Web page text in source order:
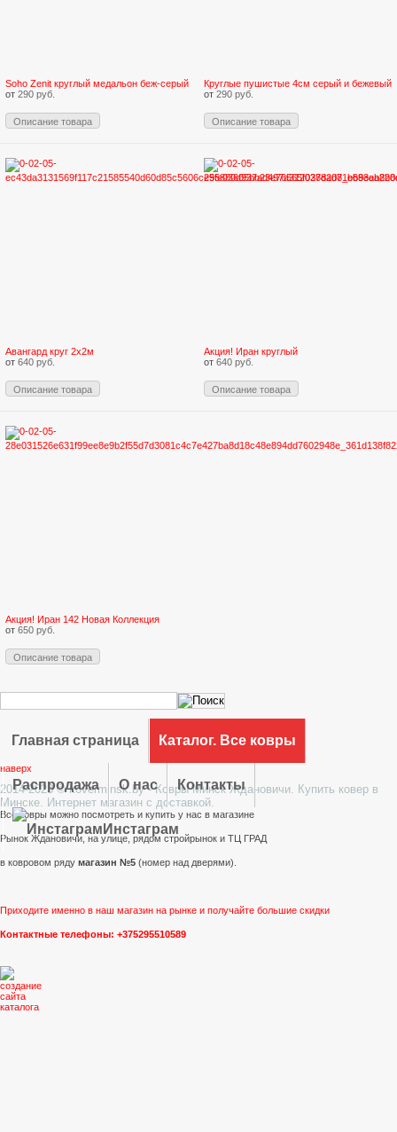
Soho Zenit круглый медальон беж-серый
от 290 руб.
Описание товара
Круглые пушистые 4см серый и бежевый
от 290 руб.
Описание товара
Авангард круг 2х2м
от 640 руб.
Описание товара
Акция! Иран круглый
от 640 руб.
Описание товара
Акция! Иран 142 Новая Коллекция
от 650 руб.
Описание товара
Главная страница Каталог. Все ковры
Распродажа О нас Контакты
Инстаграм
наверх
2014-2023 © koverminsk.by - Ковры Минск Ждановичи. Купить ковер в
Минске. Интернет магазин с доставкой.
Все ковры можно посмотреть и купить у нас в магазине
Рынок Ждановичи, на улице, рядом стройрынок и ТЦ ГРАД
в ковровом ряду магазин №5 (номер над дверями).
Приходите именно в наш магазин на рынке и получайте большие скидки
Контактные телефоны: +375295510589